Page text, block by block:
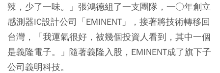
辣，少了一味。」張鴻德組了一支團隊，一○年創立
感測器IC設計公司「EMINENT」，接著將技術轉移回
台灣，「我運氣很好，被幾個投資人看到，其中一個
是義隆電子。」隨著義隆入股，EMINENT成了旗下子
公司義明科技。